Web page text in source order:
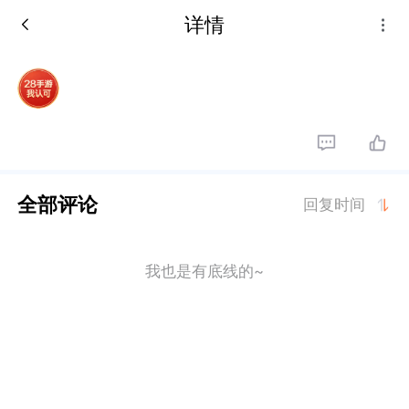
详情
全部评论 回复时间
我也是有底线的~